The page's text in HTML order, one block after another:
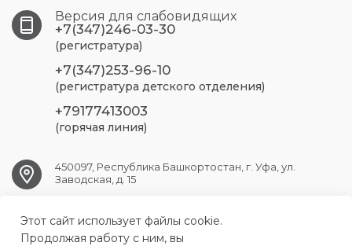
Версия для слабовидящих
+7(347)246-03-30
(регистратура)
+7(347)253-96-10
(регистратура детского отделения)
+79177413003
(горячая линия)
450097, Республика Башкортостан, г. Уфа, ул.
Заводская, д. 15
UFA.RSP@doctorrb.ru
Этот сайт использует файлы cookie.
Продолжая работу с ним, вы